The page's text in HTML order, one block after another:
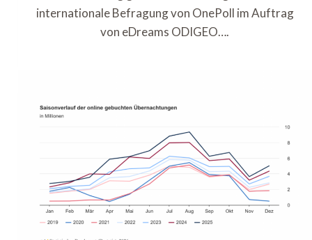
internationale Befragung von OnePoll im Auftrag
von eDreams ODIGEO….